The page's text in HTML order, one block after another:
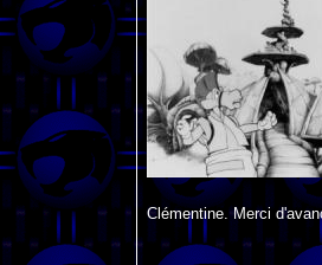
Clémentine. Merci